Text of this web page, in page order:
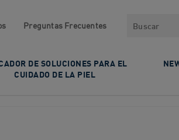
Preguntas Frecuentes Search
DE SOLUCIONES PARA EL
CUIDADO DE LA PIEL